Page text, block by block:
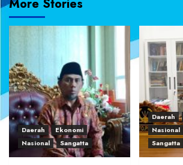
More Stories
Daerah
Ekonomi
Nasional
Sangatta
Daerah
Nasional
Sangatta